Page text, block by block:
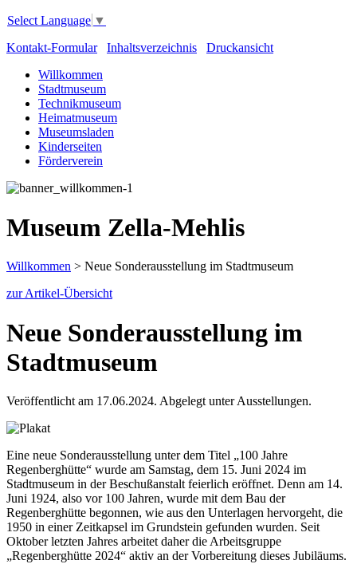
Select Language ▼
Kontakt-Formular
Inhaltsverzeichnis
Druckansicht
Willkommen
Stadtmuseum
Technikmuseum
Heimatmuseum
Museumsladen
Kinderseiten
Förderverein
Museum Zella-Mehlis
Willkommen > Neue Sonderausstellung im Stadtmuseum
zur Artikel-Übersicht
Neue Sonderausstellung im
Stadtmuseum
Veröffentlicht am 17.06.2024. Abgelegt unter Ausstellungen.
Eine neue Sonderausstellung unter dem Titel „100 Jahre
Regenberghütte“ wurde am Samstag, dem 15. Juni 2024 im
Stadtmuseum in der Beschußanstalt feierlich eröffnet. Denn am 14.
Juni 1924, also vor 100 Jahren, wurde mit dem Bau der
Regenberghütte begonnen, wie aus den Unterlagen hervorgeht, die
1950 in einer Zeitkapsel im Grundstein gefunden wurden. Seit
Oktober letzten Jahres arbeitet daher die Arbeitsgruppe
„Regenberghütte 2024“ aktiv an der Vorbereitung dieses Jubiläums.